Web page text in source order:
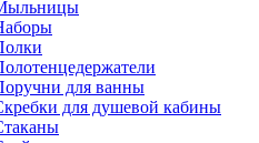
для ванны
для душевой кабины